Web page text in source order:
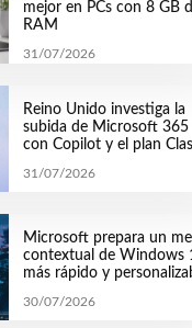
mejor en PCs con 8 GB
RAM
31/07/2026
Reino Unido investiga la
subida de Microsoft 365
con Copilot y el plan
31/07/2026
Microsoft prepara un
contextual de Windows
más rápido y
30/07/2026